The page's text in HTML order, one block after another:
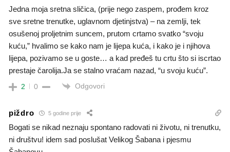
Jedna moja sretna sličica, (prije nego zaspem, prođem kroz
sve sretne trenutke, uglavnom djetinjstva) – na zemlji, tek
osušenoj proljetnim suncem, prutom crtamo svatko “svoju
kuću,” hvalimo se kako nam je lijepa kuća, i kako je i njihova
lijepa, pozivamo se u goste… a kad pređeš tu crtu što si iscrtao
prestaje čarolija.Ja se stalno vraćam nazad, “u svoju kuću”.
2 0 Odgovori
piždro 5 godine prije
Bogati se nikad neznaju spontano radovati ni životu, ni trenutku,
ni društvu! idem sad poslušat Velikog Šabana i pjesmu